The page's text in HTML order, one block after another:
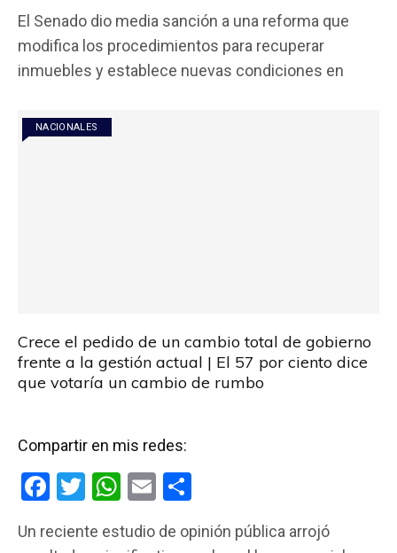
ce
b
o
k
tt
er
at
s
ail m
p
El Senado dio media sanción a una reforma que
modifica los procedimientos para recuperar
inmuebles y establece nuevas condiciones en
NACIONALES
Crece el pedido de un cambio total de gobierno
frente a la gestión actual | El 57 por ciento dice
que votaría un cambio de rumbo
Compartir en mis redes:
F
ce
T
tt
W
at
E
ail m
Un reciente estudio de opinión pública arrojó